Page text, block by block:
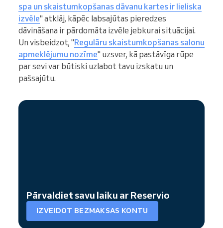
spa un skaistumkopšanas dāvanu kartes ir lieliska
izvēle" atklāj, kāpēc labsajūtas pieredzes
dāvināšana ir pārdomāta izvēle jebkurai situācijai.
Un visbeidzot, "Regulāru skaistumkopšanas salonu
apmeklējumu nozīme" uzsver, kā pastāvīga rūpe
par sevi var būtiski uzlabot tavu izskatu un
pašsajūtu.
Pārvaldiet savu laiku ar Reservio
IZVEIDOT BEZMAKSAS KONTU